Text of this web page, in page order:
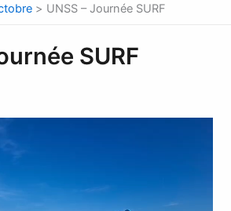
UNSS – Journée SURF
SURF